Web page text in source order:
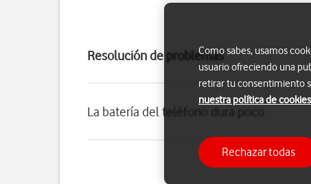
Resolución de problemas
La batería del teléfono dura poco
Como sabes, usamos
usuario ofreciendo una
retirar tu consentimiento
nuestra política de
Rechazar todas